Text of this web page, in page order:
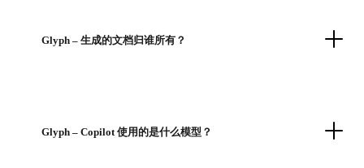
Glyph – 生成的文档归谁所有？
Glyph – Copilot 使用的是什么模型？